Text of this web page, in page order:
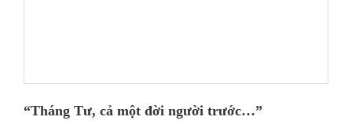
“Tháng Tư, cả một đời người trước…”